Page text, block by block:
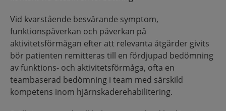
Vid kvarstående besvärande symptom,
funktionspåverkan och påverkan på
aktivitetsförmågan efter att relevanta åtgärder givits
bör patienten remitteras till en fördjupad bedömning
av funktions- och aktivitetsförmåga, ofta en
teambaserad bedömning i team med särskild
kompetens inom hjärnskaderehabilitering.